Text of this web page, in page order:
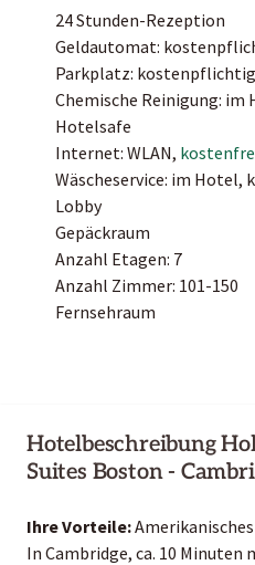
24 Stunden-Rezeption
Geldautomat:
Parkplatz: kostenpflichtig
Chemische Reinigung:
Hotelsafe
Internet: WLAN,
Wäscheservice: im
Lobby
Gepäckraum
Anzahl Etagen: 7
Anzahl Zimmer: 101-150
Fernsehraum
Hotelbeschreibung
Suites Boston -
Ihre Vorteile:
In Cambridge, ca. 10 Minuten